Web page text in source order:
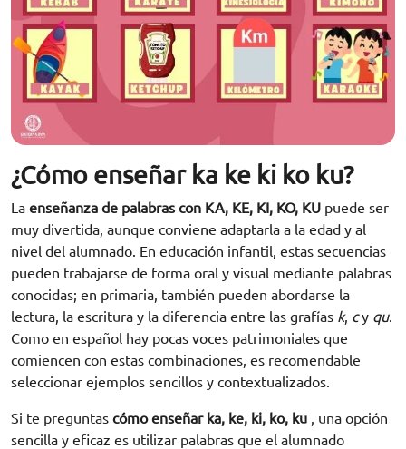
¿Cómo enseñar ka ke ki ko ku?
La enseñanza de palabras con KA, KE, KI, KO, KU puede ser
muy divertida, aunque conviene adaptarla a la edad y al
nivel del alumnado. En educación infantil, estas secuencias
pueden trabajarse de forma oral y visual mediante palabras
conocidas; en primaria, también pueden abordarse la
lectura, la escritura y la diferencia entre las grafías k, cy qu.
Como en español hay pocas voces patrimoniales que
comiencen con estas combinaciones, es recomendable
seleccionar ejemplos sencillos y contextualizados.
Si te preguntas cómo enseñar ka, ke, ki, ko, ku , una opción
sencilla y eficaz es utilizar palabras que el alumnado